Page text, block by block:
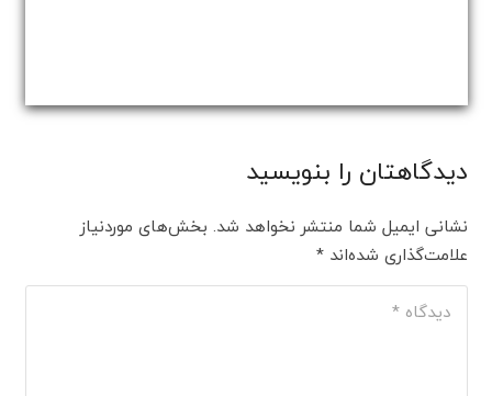
دیدگاهتان را بنویسید
نشانی ایمیل شما منتشر نخواهد شد. بخش‌های موردنیاز
علامت‌گذاری شده‌اند*